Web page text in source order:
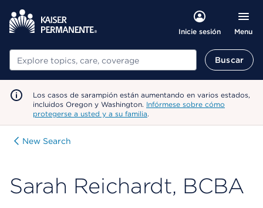
Inicie sesión Menu
Buscar Buscar
Los casos de sarampión están aumentando en varios estados,
incluidos Oregon y Washington. Infórmese sobre cómo
protegerse a usted y a su familia.
New Search
Sarah Reichardt, BCBA